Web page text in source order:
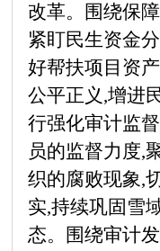
改革。围绕保
紧盯民生资金
好帮扶项目资
公平正义,增进
行强化审计监
员的监督力度,
织的腐败现象,
实,持续巩固雪
态。围绕审计